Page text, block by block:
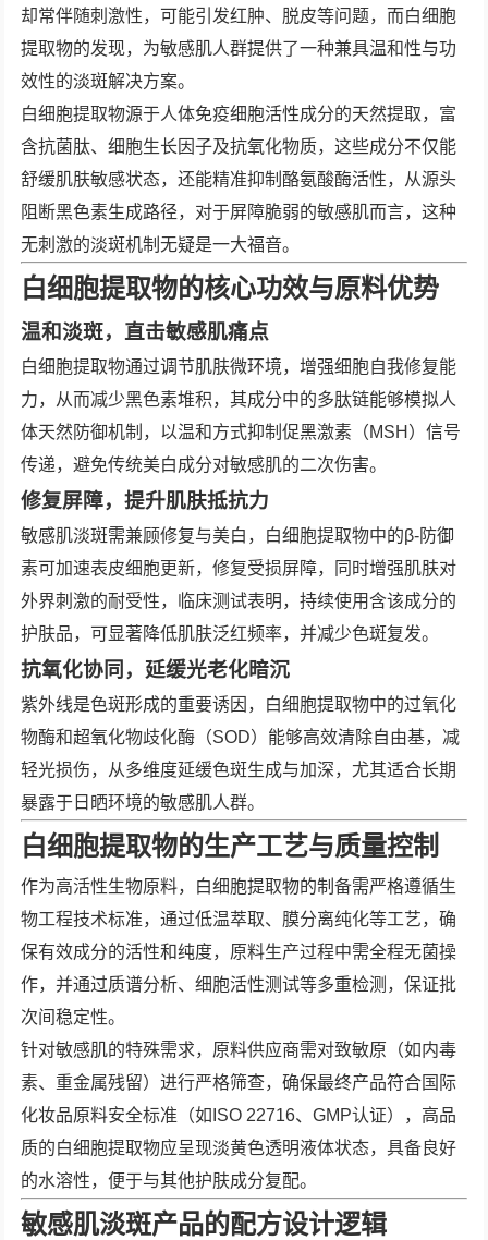
却常伴随刺激性，可能引发红肿、脱皮等问题，而白细胞
提取物的发现，为敏感肌人群提供了一种兼具温和性与功
效性的淡斑解决方案。
白细胞提取物源于人体免疫细胞活性成分的天然提取，富
含抗菌肽、细胞生长因子及抗氧化物质，这些成分不仅能
舒缓肌肤敏感状态，还能精准抑制酪氨酸酶活性，从源头
阻断黑色素生成路径，对于屏障脆弱的敏感肌而言，这种
无刺激的淡斑机制无疑是一大福音。
白细胞提取物的核心功效与原料优势
温和淡斑，直击敏感肌痛点
白细胞提取物通过调节肌肤微环境，增强细胞自我修复能
力，从而减少黑色素堆积，其成分中的多肽链能够模拟人
体天然防御机制，以温和方式抑制促黑激素（MSH）信号
传递，避免传统美白成分对敏感肌的二次伤害。
修复屏障，提升肌肤抵抗力
敏感肌淡斑需兼顾修复与美白，白细胞提取物中的β-防御
素可加速表皮细胞更新，修复受损屏障，同时增强肌肤对
外界刺激的耐受性，临床测试表明，持续使用含该成分的
护肤品，可显著降低肌肤泛红频率，并减少色斑复发。
抗氧化协同，延缓光老化暗沉
紫外线是色斑形成的重要诱因，白细胞提取物中的过氧化
物酶和超氧化物歧化酶（SOD）能够高效清除自由基，减
轻光损伤，从多维度延缓色斑生成与加深，尤其适合长期
暴露于日晒环境的敏感肌人群。
白细胞提取物的生产工艺与质量控制
作为高活性生物原料，白细胞提取物的制备需严格遵循生
物工程技术标准，通过低温萃取、膜分离纯化等工艺，确
保有效成分的活性和纯度，原料生产过程中需全程无菌操
作，并通过质谱分析、细胞活性测试等多重检测，保证批
次间稳定性。
针对敏感肌的特殊需求，原料供应商需对致敏原（如内毒
素、重金属残留）进行严格筛查，确保最终产品符合国际
化妆品原料安全标准（如ISO 22716、GMP认证），高品
质的白细胞提取物应呈现淡黄色透明液体状态，具备良好
的水溶性，便于与其他护肤成分复配。
敏感肌淡斑产品的配方设计逻辑